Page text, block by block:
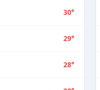
30°
29°
28°